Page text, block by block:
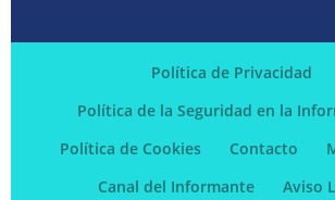
Política de Privacidad
Política de la Seguridad en la
Política de Cookies
Contacto
Canal del Informante
Aviso